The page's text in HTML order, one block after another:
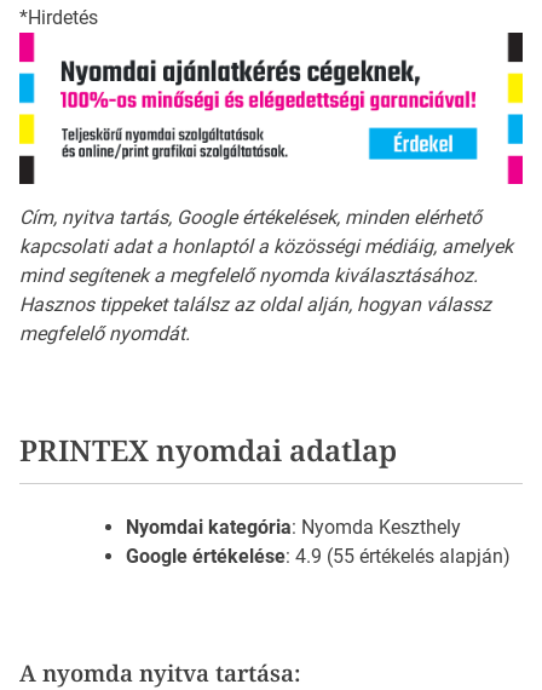
*Hirdetés
Cím, nyitva tartás, Google értékelések, minden elérhető
kapcsolati adat a honlaptól a közösségi médiáig, amelyek
mind segítenek a megfelelő nyomda kiválasztásához.
Hasznos tippeket találsz az oldal alján, hogyan válassz
megfelelő nyomdát.
PRINTEX nyomdai adatlap
Nyomdai kategória: Nyomda Keszthely
Google értékelése: 4.9 (55 értékelés alapján)
A nyomda nyitva tartása: